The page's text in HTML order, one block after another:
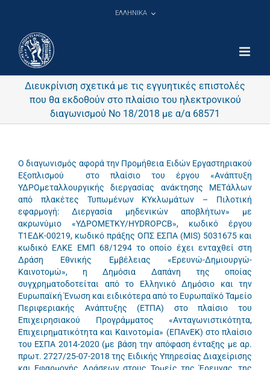
ΕΛΛΗΝΙΚΑ
Διευκρίνιση σχετικά με τις εγγυητικές επιστολές
που θα εκδοθούν στο πλαίσιο του ηλεκτρονικού
διαγωνισμού Νο 18/2018 με α/α 68571
Ο διαγωνισμός αφορά την Προμήθεια Ειδών Εργαστηριακού
Εξοπλισμού στο πλαίσιο του έργου «Ανάπτυξη
ΥΔΡΟμεταλλουργικής διεργασίας ανάκτησης ΜΕΤάλλων
από πλακέτες Τυπωμένων ΚΥκλωμάτων – Πιλοτική
εφαρμογή: Διεργασία μηδενικών αποβλήτων» με
ακρωνύμιο «ΥΔΡΟΜΕΤΚΥ/HYDROPCB», κωδικό έργου
Τ1ΕΔΚ-00219, κωδικό πράξης ΟΠΣ ΕΣΠΑ (MIS) 5031675 και
κωδικό ΕΛΚΕ ΕΜΠ 68/1294 το οποίο έχει ενταχθεί στη
Δράση Εθνικής Εμβέλειας «Ερευνώ-Δημιουργώ-
Καινοτομώ», η Δημόσια Δαπάνη της οποίας
συγχρηματοδοτείται από το Ελληνικό Δημόσιο και την
Ευρωπαϊκή Ένωση και ειδικότερα από το Ευρωπαϊκό Ταμείο
Περιφεριακής Ανάπτυξης (ΕΤΠΑ) στο πλαίσιο του
Επιχειρησιακού Προγράμματος «Ανταγωνιστικότητα,
Επιχειρηματικότητα και Καινοτομία» (ΕΠΑνΕΚ) στο πλαίσιο
του ΕΣΠΑ 2014-2020 (με βάση την απόφαση ένταξης με αρ.
πρωτ. 2727/25-07-2018 της Ειδικής Υπηρεσίας Διαχείρισης